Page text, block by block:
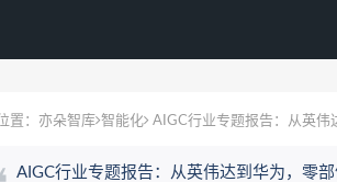
置： 亦朵智库 智能化 AIGC行业专题报告：从英伟
AIGC行业专题报告：从英伟达到华为，零